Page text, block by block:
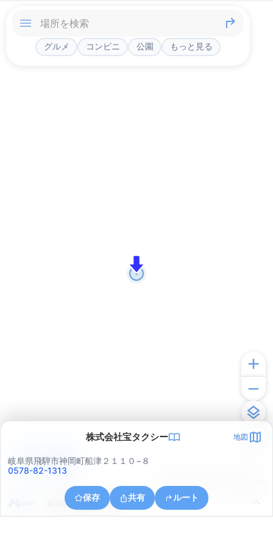
グルメ コンビニ 公園 もっと見る
株式会社宝タクシー 地図
岐阜県飛騨市神岡町船津２１１０−８
0578-82-1313
保存 共有 ルート
岐阜県飛騨市神岡町朝浦
アプリで見る